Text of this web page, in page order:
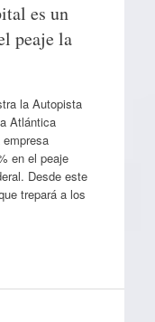
es un
peaje la
la Autopista
Atlántica
en el peaje
Desde este
trepará a los